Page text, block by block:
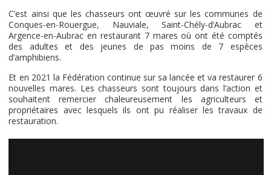
C’est ainsi que les chasseurs ont œuvré sur les communes de
Conques-en-Rouergue, Nauviale, Saint-Chély-d’Aubrac et
Argence-en-Aubrac en restaurant 7 mares où ont été comptés
des adultes et des jeunes de pas moins de 7 espèces
d’amphibiens.
Et en 2021 la Fédération continue sur sa lancée et va restaurer 6
nouvelles mares. Les chasseurs sont toujours dans l’action et
souhaitent remercier chaleureusement les agriculteurs et
propriétaires avec lesquels ils ont pu réaliser les travaux de
restauration.